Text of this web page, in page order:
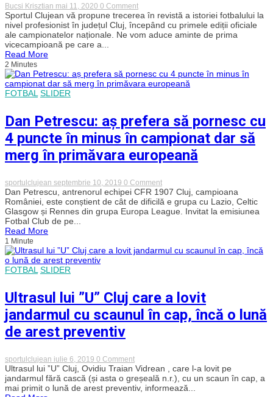
Bucsi Krisztian mai 11, 2020 0 Commenton
Istoria
fotbalului
clujean:
de
vicecampioană
ale
Victoriei
campionatele
de
sau
cinci
decenii
petrecute
în
prima
Sportul Clujean vă propune trecerea în revistă a istoriei fotbalului la
nivel profesionist în județul Cluj, începând cu primele ediții oficiale
ale campionatelor naționale. Ne vom aduce aminte de prima
vicecampioană pe care a...
Read More
2 Minutes
FOTBAL SLIDER
Dan Petrescu: aș prefera să pornesc cu
4 puncte în minus în campionat dar să
merg în primăvara europeană
sportulclujean septembrie 10, 2019 0 Commenton
Dan
Petrescu:
aș
prefera
4
campionat
dar
merg
Dan Petrescu, antrenorul echipei CFR 1907 Cluj, campioana
României, este conștient de cât de dificilă e grupa cu Lazio, Celtic
Glasgow și Rennes din grupa Europa League. Invitat la emisiunea
Fotbal Club de pe...
Read More
1 Minute
FOTBAL SLIDER
Ultrasul lui ”U” Cluj care a lovit
jandarmul cu scaunul în cap, încă o lună
de arest preventiv
sportulclujean iulie 6, 2019 0 Commenton
Ultrasul
lui
”U”
Cluj
Ultrasul lui ”U” Cluj, Ovidiu Traian Vidrean , care l-a lovit pe
jandarmul fără cască (și asta o greșeală n.r.), cu un scaun în cap, a
mai primit o lună de arest preventiv, informează...